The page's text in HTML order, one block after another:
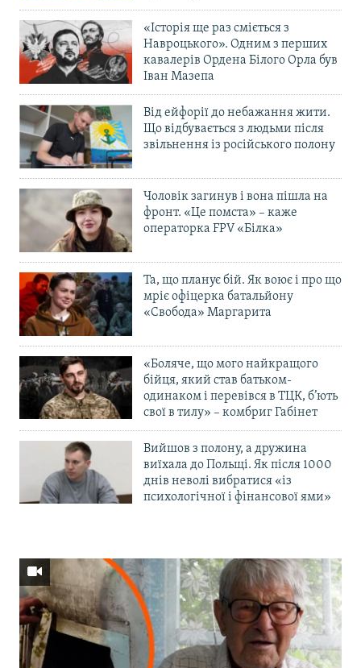
«Історія ще раз сміється з
Навроцького». Одним з перших
кавалерів Ордена Білого Орла був
Іван Мазепа
Від ейфорії до небажання жити.
Що відбувається з людьми після
звільнення із російського полону
Чоловік загинув і вона пішла на
фронт. «Це помста» – каже
операторка FPV «Білка»
Та, що планує бій. Як воює і про що
мріє офіцерка батальйону
«Свобода» Маргарита
«Боляче, що мого найкращого
бійця, який став батьком-
одинаком і перевівся в ТЦК, б’ють
свої в тилу» – комбриг Габінет
Вийшов з полону, а дружина
виїхала до Польщі. Як після 1000
днів неволі вибратися «із
психологічної і фінансової ями»